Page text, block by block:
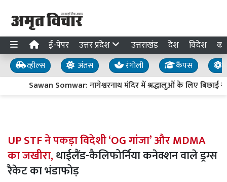
ई-पेपर उत्तर प्रदेश उत्तराखंड देश विदेश
व्हील्स अंतस रंगोली कैंपस
Sawan Somwar: नागेश्वरनाथ मंदिर में श्रद्धालुओं के लिए बिछाई
UP STF ने पकड़ा विदेशी ‘OG गांजा’ और MDMA
का जखीरा,थाईलैंड-कैलिफोर्निया कनेक्शन वाले ड्रग्स
रैकेट का भंडाफोड़